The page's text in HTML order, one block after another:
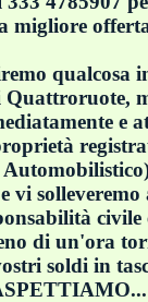
migliore
qualcosa
Quattroruote,
e
vi
civile
di un'ora
soldi in